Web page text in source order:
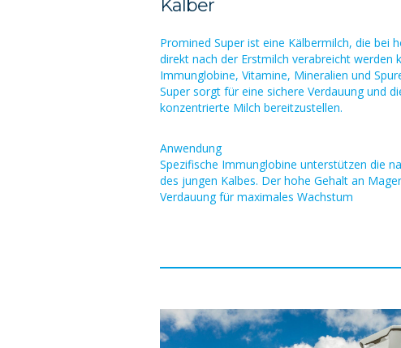
Kälber
Promined Super ist eine Kälbermilch, die bei
direkt nach der Erstmilch verabreicht werden
Immunglobine, Vitamine, Mineralien und
Super sorgt für eine sichere Verdauung und
konzentrierte Milch bereitzustellen.
Anwendung
Spezifische Immunglobine unterstützen die
des jungen Kalbes. Der hohe Gehalt an
Verdauung für maximales Wachstum